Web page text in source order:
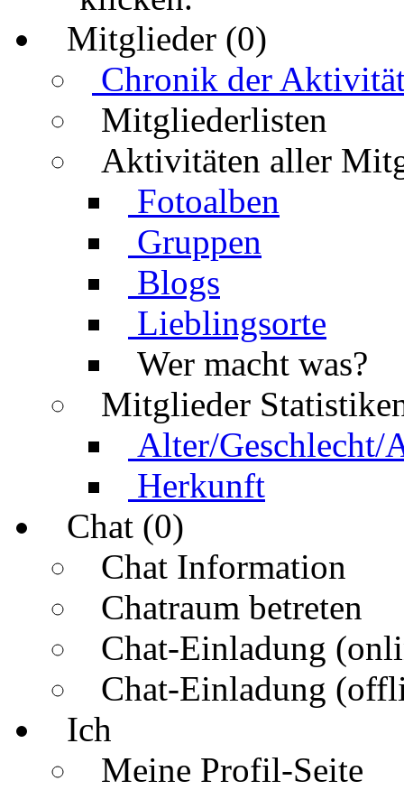
Mitglieder (0)
Chronik der
Mitgliederlisten
Aktivitäten aller
Fotoalben
Gruppen
Blogs
Lieblingsorte
Wer macht was?
Mitglieder
Alter/Geschlecht/
Herkunft
Chat (0)
Chat Information
Chatraum betreten
Chat-Einladung
Chat-Einladung
Ich
Meine Profil-Seite